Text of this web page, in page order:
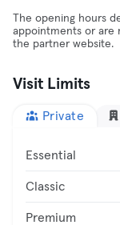
The opening hours
appointments or are
the partner website.
Visit Limits
Private
Essential
Classic
Premium